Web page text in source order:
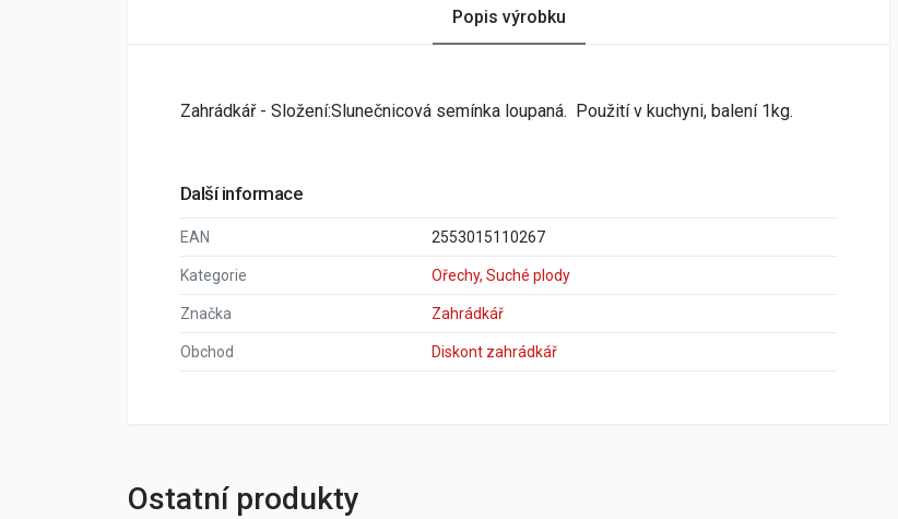
Popis výrobku
Zahrádkář - Složení:Slunečnicová semínka loupaná. Použití v kuchyni, balení 1kg.
Další informace
EAN 2553015110267
Kategorie Ořechy, Suché plody
Značka Zahrádkář
Obchod Diskont zahrádkář
Ostatní produkty